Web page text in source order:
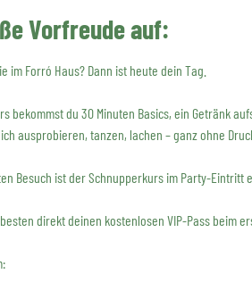
Vorfreude auf:
im Forró Haus? Dann ist heute dein Tag.
bekommst du 30 Minuten Basics, ein Getränk
ausprobieren, tanzen, lachen – ganz ohne
Besuch ist der Schnupperkurs im Party-Eintritt
direkt deinen kostenlosen VIP-Pass beim